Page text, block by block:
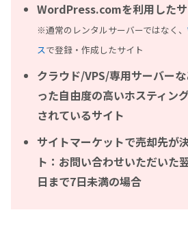
WordPress.comを利用したサ
※通常のレンタルサーバーではなく、
スで登録・作成したサイト
クラウド/VPS/専用サーバー
った自由度の高いホスティン
されているサイト
サイトマーケットで売却先が
ト：お問い合わせいただいた
日まで7日未満の場合